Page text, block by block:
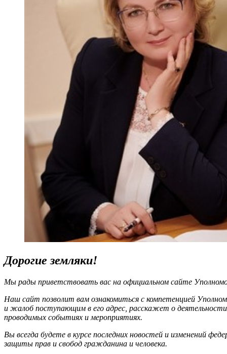
Дорогие земляки!
Мы рады приветствовать вас на официальном сайте
Наш сайт позволит вам ознакомиться с компетенцией
и жалоб поступающим в его адрес, расскажет о
проводимых событиях и мероприятиях.
Вы всегда будете в курсе последних новостей и изменений
защиты прав и свобод гражданина и человека.